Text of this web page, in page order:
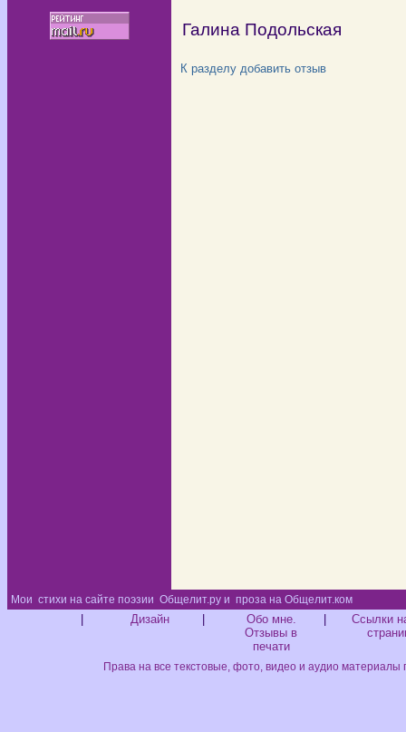
Галина Подольская
К разделу добавить отзыв
Мои стихи на сайте поэзии Общелит.ру и проза на Общелит.ком
Дизайн
Обо мне.
Отзывы в
печати
Ссылки
Права на все текстовые, фото, видео и аудио